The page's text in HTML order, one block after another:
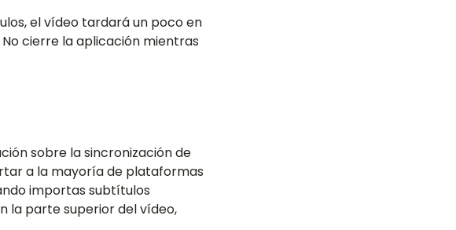
el vídeo tardará un poco en
cierre la aplicación mientras
sobre la sincronización de
a la mayoría de plataformas
importas subtítulos
la parte superior del vídeo,